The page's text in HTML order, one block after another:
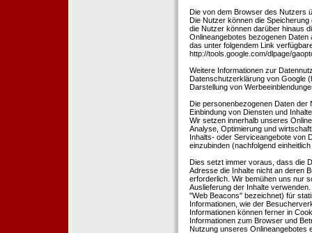
Die von dem Browser des Nutzers
Die Nutzer können die
die Nutzer können darüber hinaus
Onlineangebotes bezogenen
das unter folgendem Link
http://tools.google.com/dlpage/
Weitere Informationen zur
Datenschutzerklärung von Google
Darstellung von
Die personenbezogenen Daten der
Einbindung von Diensten und
Wir setzen innerhalb unseres
Analyse, Optimierung und
Inhalts- oder Serviceangebote von
einzubinden (nachfolgend
Dies setzt immer voraus, dass die
Adresse die Inhalte nicht an deren
erforderlich. Wir bemühen uns nur
Auslieferung der Inhalte
"Web Beacons" bezeichnet) für
Informationen, wie der
Informationen können ferner in
Informationen zum Browser und
Nutzung unseres Onlineangebotes